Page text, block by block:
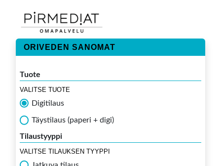
ORIVEDEN SANOMAT
Tuote
VALITSE TUOTE
Digitilaus
Täystilaus (paperi + digi)
Tilaustyyppi
VALITSE TILAUKSEN TYYPPI